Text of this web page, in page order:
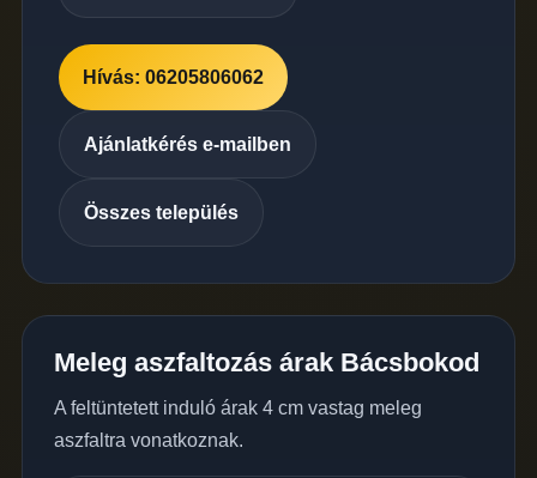
Hívás: 06205806062
Ajánlatkérés e-mailben
Összes település
Meleg aszfaltozás árak Bácsbokod
A feltüntetett induló árak 4 cm vastag meleg
aszfaltra vonatkoznak.